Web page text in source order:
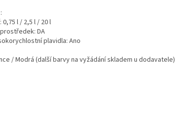
l / 2,5 l / 20 l
DA
plavidla: Ano
/ Modrá (další barvy na vyžádání skladem u dodavatele)